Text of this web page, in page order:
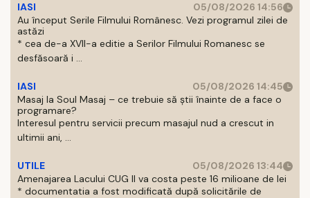
IASI
05/08/2026 14:56
Au început Serile Filmului Românesc. Vezi programul zilei de
astăzi
* cea de-a XVII-a editie a Serilor Filmului Romanesc se
desfăsoară i ...
IASI
05/08/2026 14:45
Masaj la Soul Masaj – ce trebuie să știi înainte de a face o
programare?
Interesul pentru servicii precum masajul nud a crescut in
ultimii ani, ...
UTILE
05/08/2026 13:44
Amenajarea Lacului CUG II va costa peste 16 milioane de lei
* documentatia a fost modificată după solicitările de